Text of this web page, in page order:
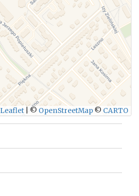
WYŚLIJ
Leaflet © OpenStreetMap © CARTO